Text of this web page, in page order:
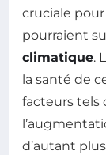
cruciale
pourraient
climatique.
la santé de
facteurs tels
d’autant